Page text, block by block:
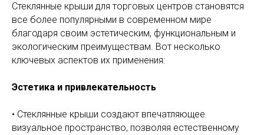
Стеклянные крыши для торговых центров становятся
все более популярными в современном мире
благодаря своим эстетическим, функциональным и
экологическим преимуществам. Вот несколько
ключевых аспектов их применения:
Эстетика и привлекательность
• Стеклянные крыши создают впечатляющее
визуальное пространство, позволяя естественному